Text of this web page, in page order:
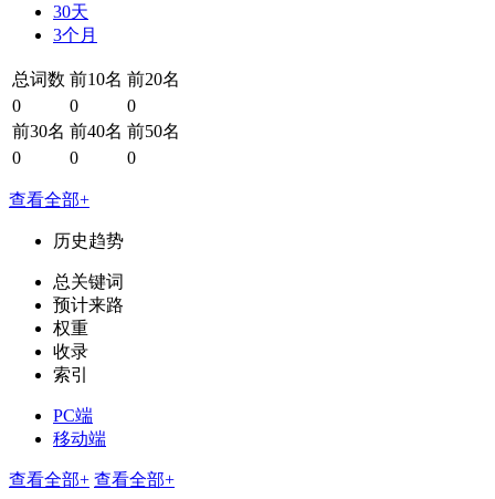
30天
3个月
总词数 前10名 前20名
0
0
0
前30名 前40名 前50名
0
0 0
查看全部+
历史趋势
总关键词
预计来路
权重
收录
索引
PC端
移动端
查看全部+ 查看全部+